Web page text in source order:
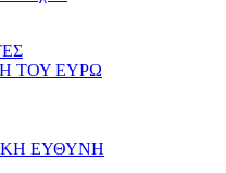
ΤΟΥ ΕΥΡΩ
ΕΥΘΥΝΗ